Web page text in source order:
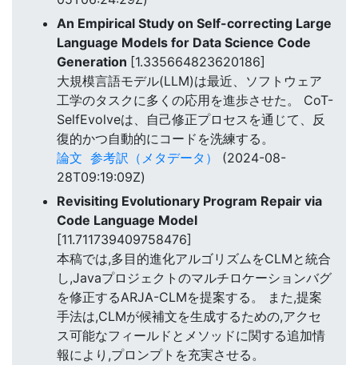
An Empirical Study on Self-correcting Large
Language Models for Data Science Code
Generation [1.335664823620186]
大規模言語モデル(LLM)は最近、ソフトウェア
工学のタスクに多くの応用を進歩させた。 CoT-
SelfEvolveは、自己修正プロセスを通じて、反
復的かつ自動的にコードを洗練する。
論文 参考訳（メタデータ）
(2024-08-
28T09:19:09Z)
Revisiting Evolutionary Program Repair via
Code Language Model
[11.711739409758476]
本稿では,多目的進化アルゴリズムをCLMと統合
し,Javaプロジェクトのマルチロケーションバグ
を修正するARJA-CLMを提案する。 また,提案
手法は,CLMが候補文を生成するための,アクセ
ス可能なフィールドとメソッドに関する追加情
報により,プロンプトを充実させる。